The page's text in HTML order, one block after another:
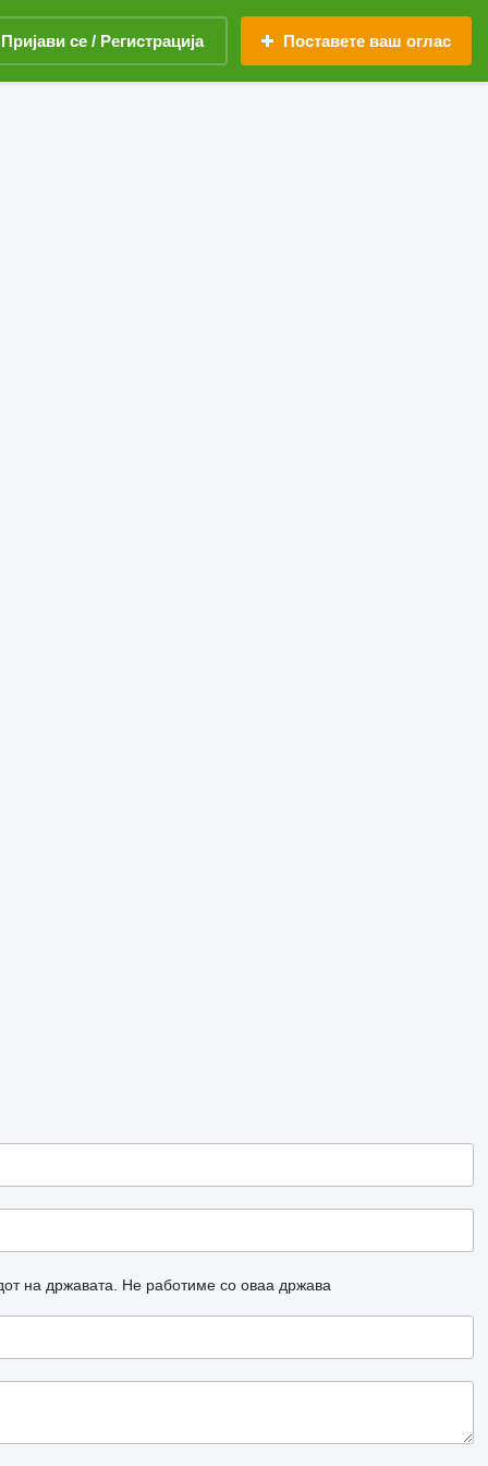
Пријави се / Регистрација Поставете ваш оглас
на државата. Не работиме со оваа држава